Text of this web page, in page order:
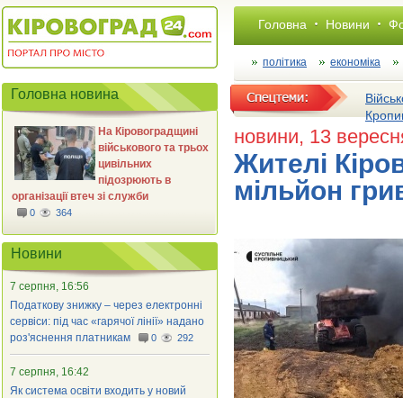
Головна Новини
політика економіка
новини, 13
Жителі
мільйон
Головна новина
На Кіровоградщині
військового та трьох
цивільних
підозрюють в
організації втеч зі служби
0 364
Новини
7 серпня, 16:56
Податкову знижку – через електронні
сервіси: під час «гарячої лінії» надано
роз'яснення платникам
0 292
7 серпня, 16:42
Як система освіти входить у новий